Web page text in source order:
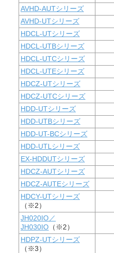
AVHD-AUTシリーズ
AVHD-UTシリーズ
HDCL-UTシリーズ
HDCL-UTBシリーズ
HDCL-UTCシリーズ
HDCL-UTEシリーズ
HDCZ-UTシリーズ
HDCZ-UTCシリーズ
HDD-UTシリーズ
HDD-UTBシリーズ
HDD-UT-BCシリーズ
HDD-UTLシリーズ
EX-HDDUTシリーズ
HDCZ-AUTシリーズ
HDCZ-AUTEシリーズ
HDCY-UTシリーズ
（※2）
JH020IO／
JH030IO （※2）
HDPZ-UTシリーズ
（※3）